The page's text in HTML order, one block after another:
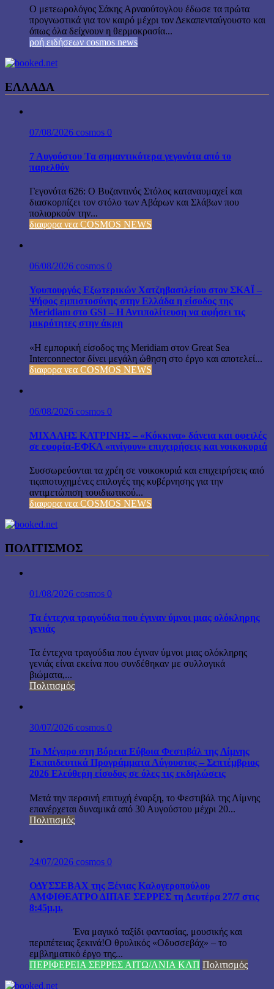
Ο μετεωρολόγος Σάκης Αρναούτογλου έδωσε τα πρώτα
προγνωστικά για τον καιρό μέχρι τον Δεκαπενταύγουστο και
όπως όλα δείχνουν η θερμοκρασία...
ροή ειδήσεων cosmos news
ΕΛΛΑΔΑ
07/08/2026 cosmos 0
7 Αυγούστου Τα σημαντικότερα γεγονότα από το
παρελθόν
Γεγονότα 626: Ο Βυζαντινός Στόλος καταναυμαχεί και
διασκορπίζει τον στόλο των Αβάρων και Σλάβων που
πολιορκούν την...
διαφορα νεα COSMOS NEWS
06/08/2026 cosmos 0
Υφυπουργός Εξωτερικών Χατζηβασιλείου στον ΣΚΑΪ –
Ψήφος εμπιστοσύνης στην Ελλάδα η είσοδος της
Meridiam στο GSI – Η Αντιπολίτευση να αφήσει τις
μικρότητες στην άκρη
«Η εμπορική είσοδος της Meridiam στον Great Sea
Interconnector δίνει μεγάλη ώθηση στο έργο και αποτελεί...
διαφορα νεα COSMOS NEWS
06/08/2026 cosmos 0
ΜΙΧΑΛΗΣ ΚΑΤΡΙΝΗΣ – «Κόκκινα» δάνεια και οφειλές
σε εφορία-ΕΦΚΑ «πνίγουν» επιχειρήσεις και νοικοκυριά
Συσσωρεύονται τα χρέη σε νοικοκυριά και επιχειρήσεις από
τιςαποτυχημένες επιλογές της κυβέρνησης για την
αντιμετώπιση τουιδιωτικού...
διαφορα νεα COSMOS NEWS
ΠΟΛΙΤΙΣΜΟΣ
01/08/2026 cosmos 0
Τα έντεχνα τραγούδια που έγιναν ύμνοι μιας ολόκληρης
γενιάς
Τα έντεχνα τραγούδια που έγιναν ύμνοι μιας ολόκληρης
γενιάς είναι εκείνα που συνδέθηκαν με συλλογικά
βιώματα,...
Πολιτισμός
30/07/2026 cosmos 0
Το Μέγαρο στη Βόρεια Εύβοια Φεστιβάλ της Λίμνης
Εκπαιδευτικά Προγράμματα Αύγουστος – Σεπτέμβριος
2026 Ελεύθερη είσοδος σε όλες τις εκδηλώσεις
Μετά την περσινή επιτυχή έναρξη, το Φεστιβάλ της Λίμνης
επανέρχεται δυναμικά από 30 Αυγούστου μέχρι 20...
Πολιτισμός
24/07/2026 cosmos 0
ΟΔΥΣΣΕΒΑΧ της Ξένιας Καλογεροπούλου
ΑΜΦΙΘΕΑΤΡΟ ΔΙΠΑΕ ΣΕΡΡΕΣ τη Δευτέρα 27/7 στις
8:45μ.μ.
Ένα μαγικό ταξίδι φαντασίας, μουσικής και
περιπέτειας ξεκινά!Ο θρυλικός «Οδυσσεβάχ» – το
εμβληματικό έργο της...
ΠΕΡΙΦΕΡΕΙΑ ΣΕΡΡΕΣ ΑΙΤΩ/ΛΝΙΑ ΚΛΠ Πολιτισμός